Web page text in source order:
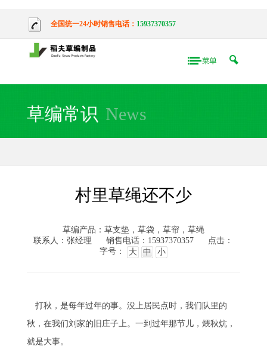
全国统一24小时销售电话： 15937370357
草编常识 News
村里草绳还不少
草编产品：草支垫，草袋，草帘，草绳
联系人：张经理
销售电话：15937370357
点击：
字号：
大 中 小
打秋，是每年过年的事。没上居民点时，我们队里的
秋，在我们刘家的旧庄子上。一到过年那节儿，煨秋炕，
就是大事。